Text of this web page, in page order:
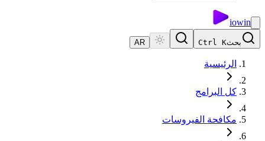
iowin
بحثCtrl K
AR
الرئيسية
كل البرامج
مكافحة الفيروسات